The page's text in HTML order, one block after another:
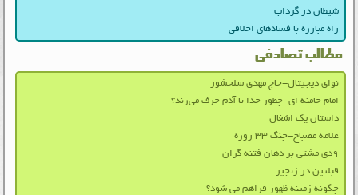
شیطان در گرداب
راه مبارزه با فسادهای اخلاقی
مطالب تصادفی
نوای دیجیتال-حاج مهدی سلحشور
امام خامنه ای-چطور خدا با آدم حرف می‌زند؟
داستان یک اشغال
علامه مصباح-جنگ ۳۳ روزه
۹دی مشتی بر دهان فتنه گران
قبلتین در زنجیر
چگونه زمینه ظهور فراهم می شود؟